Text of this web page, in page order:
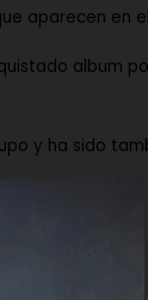
aparecen en
album
y ha sido